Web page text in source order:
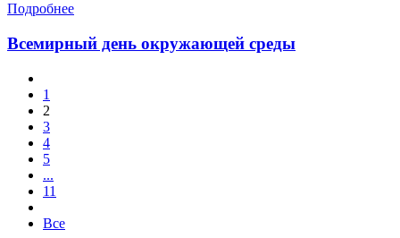
Подробнее
Всемирный день окружающей среды
1
2
3
4
5
...
11
Все